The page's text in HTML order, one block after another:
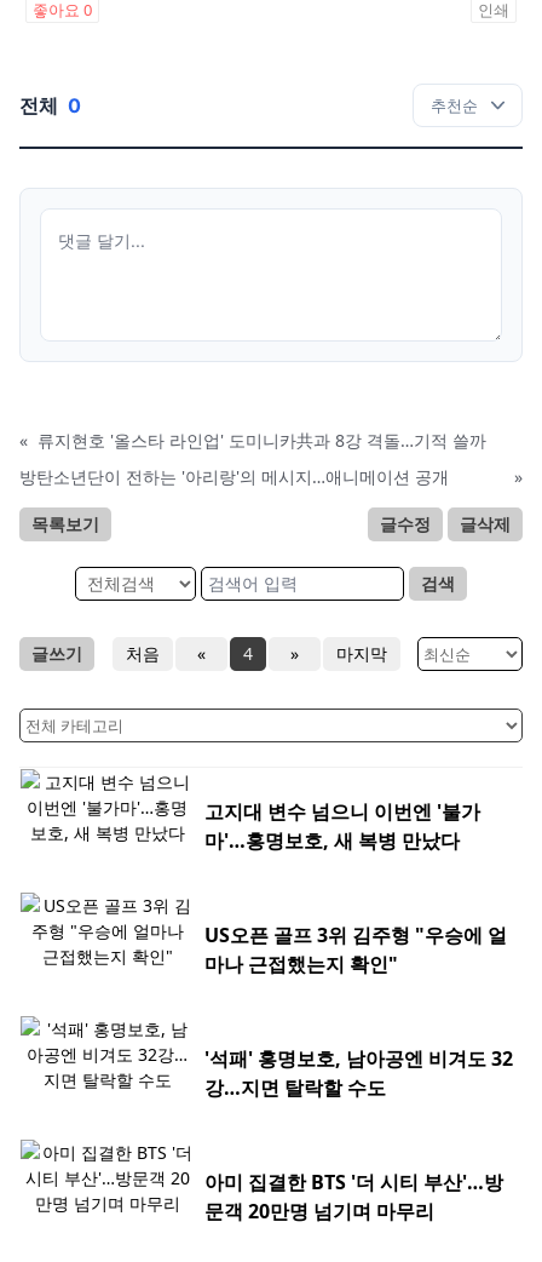
좋아요 0 인쇄
전체 0
« 류지현호 '올스타 라인업' 도미니카共과 8강 격돌…기적 쓸까
방탄소년단이 전하는 '아리랑'의 메시지…애니메이션 공개
»
목록보기 글수정 글삭제
검색
글쓰기 처음 « 4 » 마지막
고지대 변수 넘으니 이번엔 '불가
마'…홍명보호, 새 복병 만났다
US오픈 골프 3위 김주형 "우승에 얼
마나 근접했는지 확인"
'석패' 홍명보호, 남아공엔 비겨도 32
강…지면 탈락할 수도
아미 집결한 BTS '더 시티 부산'…방
문객 20만명 넘기며 마무리